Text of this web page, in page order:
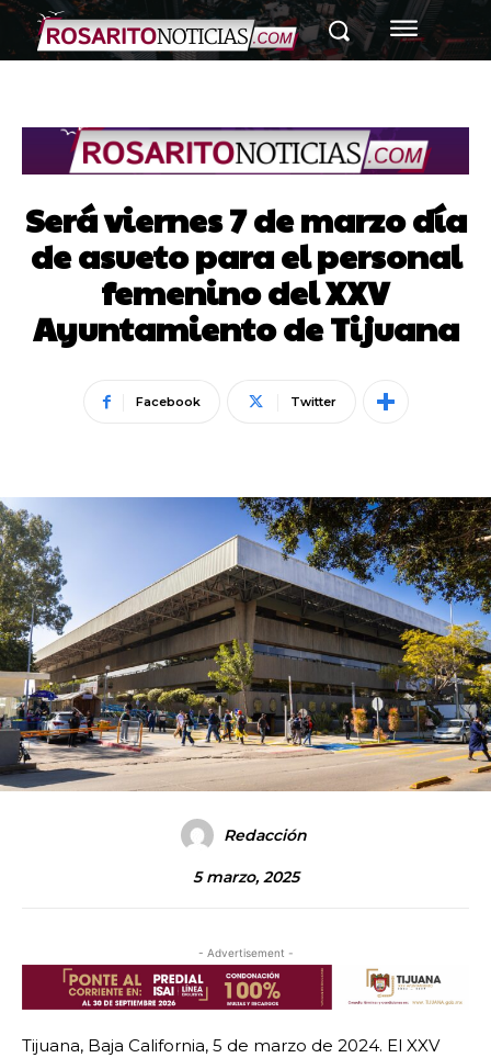
Será viernes 7 de marzo día
de asueto para el personal
femenino del XXV
Ayuntamiento de Tijuana
Facebook Twitter
Redacción
5 marzo, 2025
- Advertisement -
Tijuana, Baja California, 5 de marzo de 2024. El XXV